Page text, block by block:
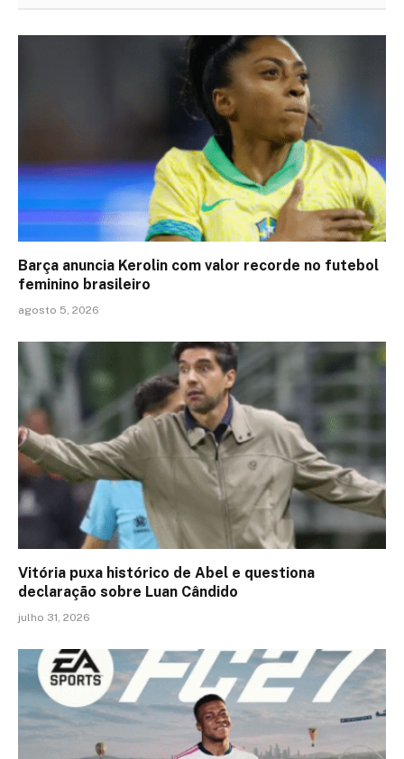
Barça anuncia Kerolin com valor recorde no futebol
feminino brasileiro
agosto 5, 2026
Vitória puxa histórico de Abel e questiona
declaração sobre Luan Cândido
julho 31, 2026